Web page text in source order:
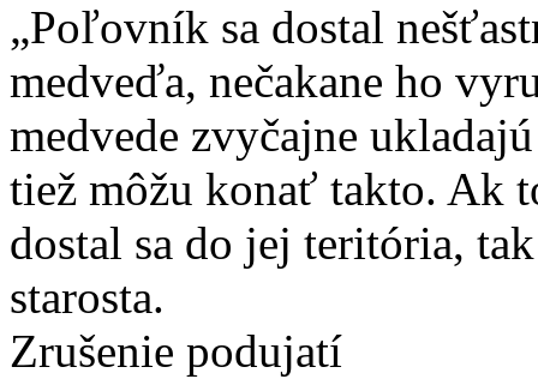
„Poľovník sa dostal
medveďa, nečakane ho
medvede zvyčajne
tiež môžu konať takto. Ak
dostal sa do jej teritória,
starosta.
Zrušenie podujatí